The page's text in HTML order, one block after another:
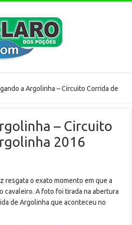
a Argolinha – Circuito Corrida de
– Circuito
2016
resgata o exato momento em que a
cavaleiro. A foto foi tirada na abertura
de Argolinha que aconteceu no